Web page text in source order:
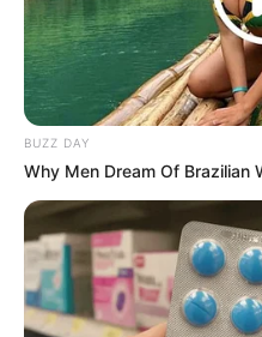
Membawa Barang
Versi Warga Thailand
Langka Banget! 10
Katak yang Bikin
Gemes
BUZZ DAY
Why Men Dream Of Brazilian